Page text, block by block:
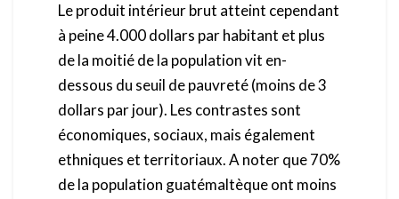
Le produit intérieur brut atteint cependant
à peine 4.000 dollars par habitant et plus
de la moitié de la population vit en-
dessous du seuil de pauvreté (moins de 3
dollars par jour). Les contrastes sont
économiques, sociaux, mais également
ethniques et territoriaux. A noter que 70%
de la population guatémaltèque ont moins